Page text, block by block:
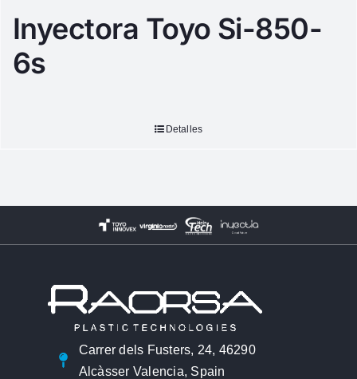
Inyectora Toyo Si-850-
6s
Detalles
Carrer dels Fusters, 24, 46290
Alcàsser Valencia, Spain